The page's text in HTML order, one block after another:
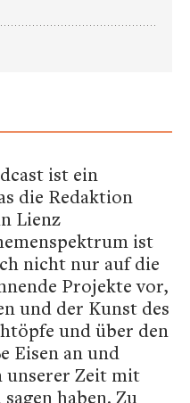
ist ein
die Redaktion
Lienz
ist
nicht nur auf die
Projekte vor,
und der Kunst des
und über den
Eisen an und
unserer Zeit mit
haben. Zu